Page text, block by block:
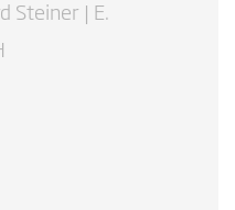
Steiner | E.